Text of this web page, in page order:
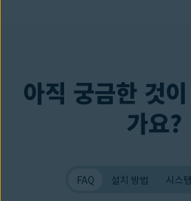
아직 궁금한 것
가요?
FAQ 설치 방법 시스